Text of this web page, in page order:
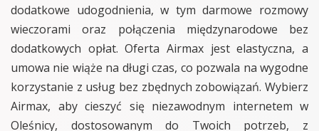
dodatkowe udogodnienia, w tym darmowe rozmowy
wieczorami oraz połączenia międzynarodowe bez
dodatkowych opłat. Oferta Airmax jest elastyczna, a
umowa nie wiąże na długi czas, co pozwala na wygodne
korzystanie z usług bez zbędnych zobowiązań. Wybierz
Airmax, aby cieszyć się niezawodnym internetem w
Oleśnicy, dostosowanym do Twoich potrzeb, z